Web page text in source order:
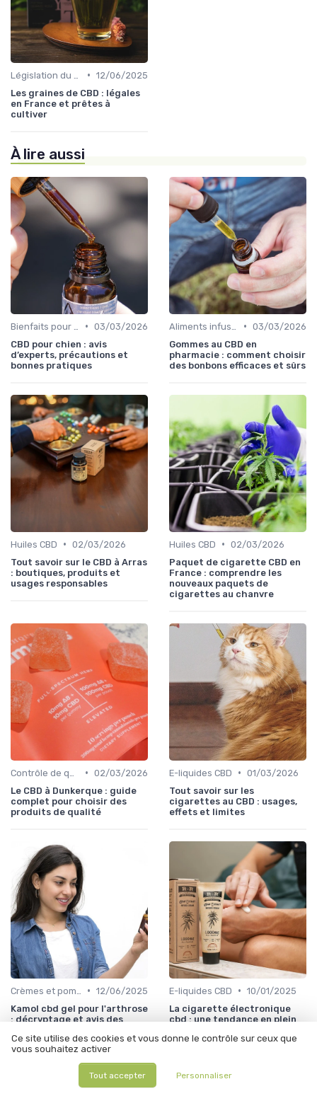
• 12/06/2025
Les graines de CBD : légales
en France et prêtes à
cultiver
À lire aussi
• 03/03/2026
CBD pour chien : avis
d’experts, précautions et
bonnes pratiques
• 03/03/2026
Gommes au CBD en
pharmacie : comment choisir
des bonbons efficaces et sûrs
Huiles CBD • 02/03/2026
Tout savoir sur le CBD à Arras
: boutiques, produits et
usages responsables
Huiles CBD • 02/03/2026
Paquet de cigarette CBD en
France : comprendre les
nouveaux paquets de
cigarettes au chanvre
• 02/03/2026
Le CBD à Dunkerque : guide
complet pour choisir des
produits de qualité
E-liquides CBD • 01/03/2026
Tout savoir sur les
cigarettes au CBD : usages,
effets et limites
• 12/06/2025
Kamol cbd gel pour l'arthrose
: décryptage et avis des
E-liquides CBD • 10/01/2025
La cigarette électronique
cbd : une tendance en plein
Ce site utilise des cookies et vous donne le contrôle sur ceux que
vous souhaitez activer
Tout accepter Personnaliser